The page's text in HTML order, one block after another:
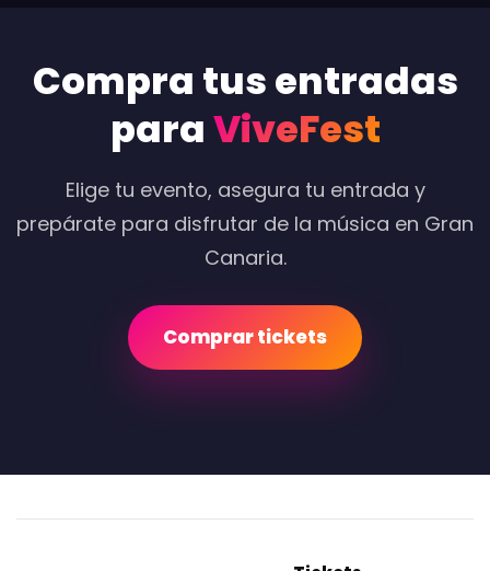
Compra tus entradas
paraViveFest
Elige tu evento, asegura tu entrada y
prepárate para disfrutar de la música en Gran
Canaria.
Comprar tickets